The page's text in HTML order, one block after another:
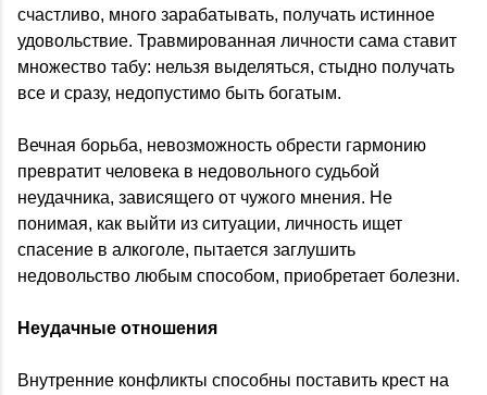
счастливо, много зарабатывать, получать истинное
удовольствие. Травмированная личности сама ставит
множество табу: нельзя выделяться, стыдно получать
все и сразу, недопустимо быть богатым.
Вечная борьба, невозможность обрести гармонию
превратит человека в недовольного судьбой
неудачника, зависящего от чужого мнения. Не
понимая, как выйти из ситуации, личность ищет
спасение в алкоголе, пытается заглушить
недовольство любым способом, приобретает болезни.
Неудачные отношения
Внутренние конфликты способны поставить крест на